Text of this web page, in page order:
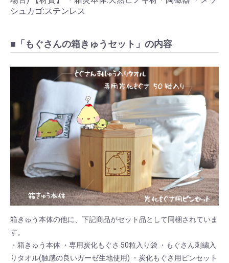
シュカゴ:ステンレス
■「もぐさんの箱きゅうセット」の内容
箱きゅう本体の他に、下記商品がセット品として同梱されていま
す。
・箱きゅう本体 ・専用炭化もぐさ 50粒入り袋 ・もぐさん刺繍入
りタオル(触感の良いガーゼ生地使用) ・炭化もぐさ用ピンセット